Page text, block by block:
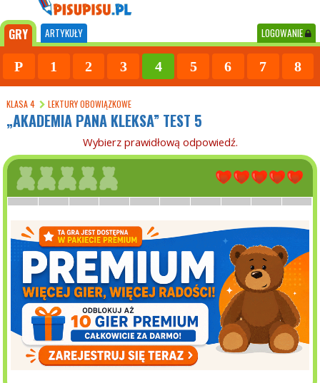
GRY ARTYKUŁY LOGOWANIE
P 1 2 3 4 5 6 7 8
KLASA 4 LEKTURY OBOWIĄZKOWE
„AKADEMIA PANA KLEKSA” TEST 5
Wybierz prawidłową odpowiedź.